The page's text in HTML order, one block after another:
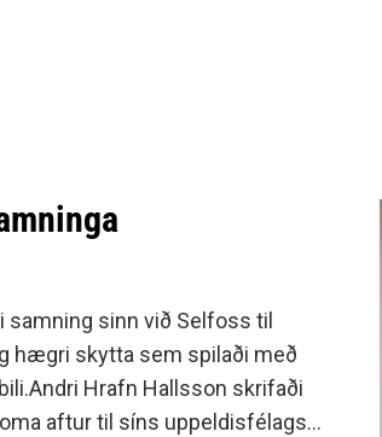
sinn við Selfoss til
hægri skytta sem spilaði með
Hrafn Hallsson skrifaði
aftur til síns uppeldisfélags